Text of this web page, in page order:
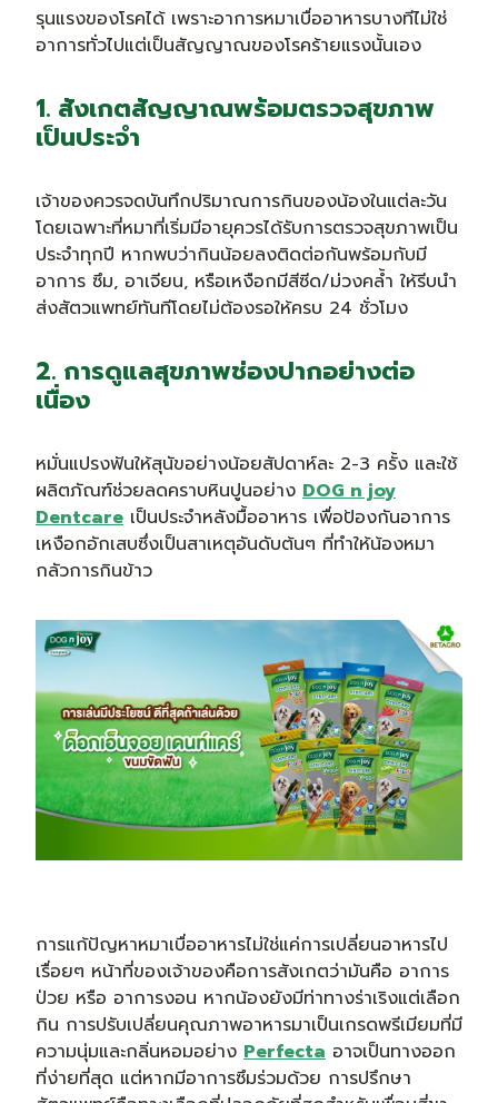
รุนแรงของโรคได้ เพราะอาการหมาเบื่ออาหารบางทีไม่ใช่
อาการทั่วไปแต่เป็นสัญญาณของโรคร้ายแรงนั้นเอง
1. สังเกตสัญญาณพร้อมตรวจสุขภาพ
เป็นประจำ
เจ้าของควรจดบันทึกปริมาณการกินของน้องในแต่ละวัน
โดยเฉพาะที่หมาที่เริ่มมีอายุควรได้รับการตรวจสุขภาพเป็น
ประจำทุกปี หากพบว่ากินน้อยลงติดต่อกันพร้อมกับมี
อาการ ซึม, อาเจียน, หรือเหงือกมีสีซีด/ม่วงคล้ำ ให้รีบนำ
ส่งสัตวแพทย์ทันทีโดยไม่ต้องรอให้ครบ 24 ชั่วโมง
2. การดูแลสุขภาพช่องปากอย่างต่อ
เนื่อง
หมั่นแปรงฟันให้สุนัขอย่างน้อยสัปดาห์ละ 2-3 ครั้ง และใช้
ผลิตภัณฑ์ช่วยลดคราบหินปูนอย่าง DOG n joy
Dentcare เป็นประจำหลังมื้ออาหาร เพื่อป้องกันอาการ
เหงือกอักเสบซึ่งเป็นสาเหตุอันดับต้นๆ ที่ทำให้น้องหมา
กลัวการกินข้าว
การแก้ปัญหาหมาเบื่ออาหารไม่ใช่แค่การเปลี่ยนอาหารไป
เรื่อยๆ หน้าที่ของเจ้าของคือการสังเกตว่ามันคือ อาการ
ป่วย หรือ อาการงอน หากน้องยังมีท่าทางร่าเริงแต่เลือก
กิน การปรับเปลี่ยนคุณภาพอาหารมาเป็นเกรดพรีเมียมที่มี
ความนุ่มและกลิ่นหอมอย่าง Perfecta อาจเป็นทางออก
ที่ง่ายที่สุด แต่หากมีอาการซึมร่วมด้วย การปรึกษา